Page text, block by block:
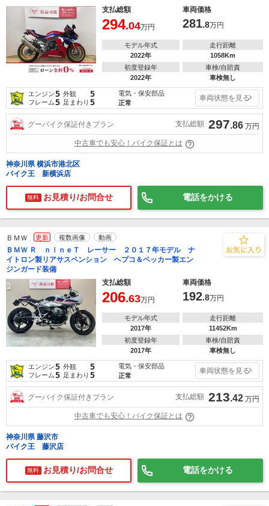
支払総額
車両価格
294.04万円 281.8万円
モデル年式
2022年
走行距離
1058Km
初度登録年
2022年
車検/自賠責
車検無し
エンジン5 外観 5
フレーム5 足まわり 5
電気・保安部品
正常
車両状態を見る
グーバイク保証付きプラン 支払総額 297.86 万円
中古車でも安心！バイク保証とは
神奈川県 横浜市港北区
バイク王 新横浜店
無料 お見積り/お問合せ 電話をかける
ＢＭＷ 更新 複数画像 動画
ＢＭＷ Ｒ ｎｉｎｅＴ レーサー ２０１７年モデル ナ
イトロン製リアサスペンション ヘプコ＆ベッカー製エン
ジンガード装備
支払総額
車両価格
206.63万円 192.8万円
モデル年式
2017年
走行距離
11452Km
初度登録年
2017年
車検/自賠責
車検無し
エンジン5 外観 5
フレーム5 足まわり 5
電気・保安部品
正常
車両状態を見る
グーバイク保証付きプラン 支払総額 213.42 万円
中古車でも安心！バイク保証とは
神奈川県 藤沢市
バイク王 藤沢店
無料 お見積り/お問合せ 電話をかける